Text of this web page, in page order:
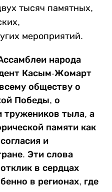
тысяч памятных,
мероприятий.
народа
Касым-Жомарт
обществу о
Победы, о
тружеников тыла, а
памяти как
и
Эти слова
в сердцах
в регионах, где